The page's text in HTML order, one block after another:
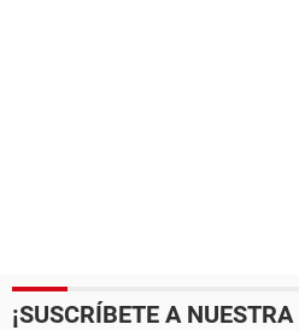
¡SUSCRÍBETE A